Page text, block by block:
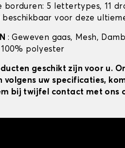
borduren: 5 lettertypes, 11
voor deze
: Geweven gaas, Mesh,
polyester
geschikt zijn voor u.
volgens uw specificaties,
bij twijfel contact met ons